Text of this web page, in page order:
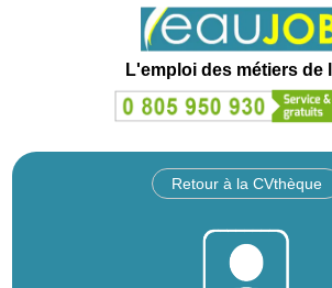
L'emploi des métiers de
Retour à la CVthèque